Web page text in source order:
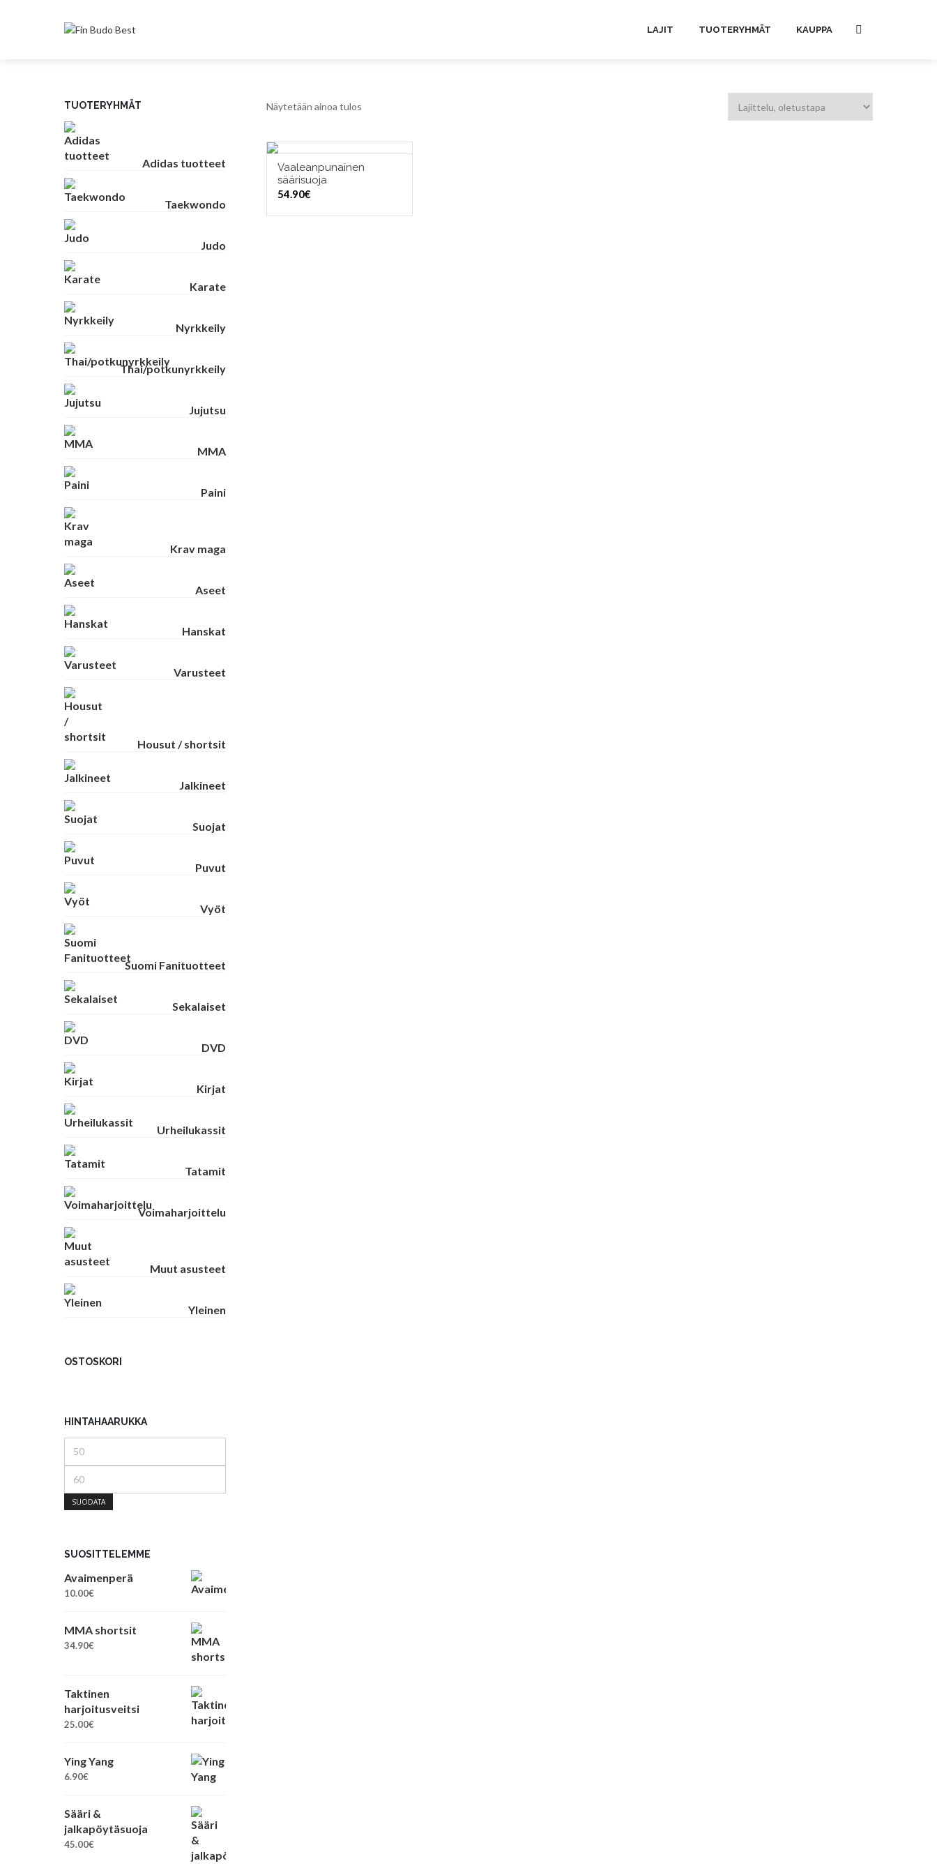
LAJIT TUOTERYHMÄT KAUPPA
Näytetään ainoa tulos
VALITSE VAIHTOEHDOISTA
Vaaleanpunainen
säärisuoja
54.90€
TUOTERYHMÄT
Adidas tuotteet
Taekwondo
Judo
Karate
Nyrkkeily
Thai/potkunyrkkeily
Jujutsu
MMA
Paini
Krav maga
Aseet
Hanskat
Varusteet
Housut / shortsit
Jalkineet
Suojat
Puvut
Vyöt
Suomi Fanituotteet
Sekalaiset
DVD
Kirjat
Urheilukassit
Tatamit
Voimaharjoittelu
Muut asusteet
Yleinen
OSTOSKORI
HINTAHAARUKKA
SUODATA
SUOSITTELEMME
Avaimenperä
10.00€
MMA shortsit
34.90€
Taktinen
harjoitusveitsi
25.00€
Ying Yang
6.90€
Sääri &
jalkapöytäsuoja
45.00€